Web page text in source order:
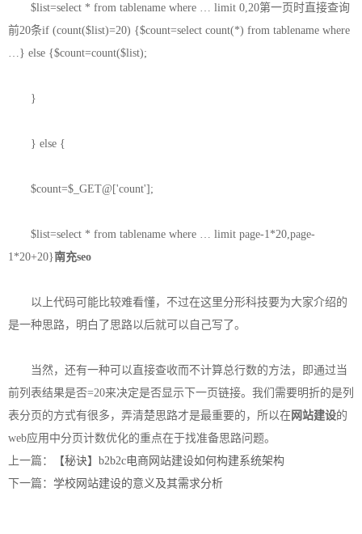
$list=select * from tablename where … limit 0,20第一页时直接查询
前20条if (count($list)=20) {$count=select count(*) from tablename where
…} else {$count=count($list);
}
} else {
$count=$_GET@['count'];
$list=select * from tablename where … limit page-1*20,page-
1*20+20}南充seo
以上代码可能比较难看懂，不过在这里分形科技要为大家介绍的
是一种思路，明白了思路以后就可以自己写了。
当然，还有一种可以直接查收而不计算总行数的方法，即通过当
前列表结果是否=20来决定是否显示下一页链接。我们需要明折的是列
表分页的方式有很多，弄清楚思路才是最重要的，所以在 网站建设的
web应用中分页计数优化的重点在于找准备思路问题。
上一篇：
【秘诀】b2b2c电商网站建设如何构建系统架构
下一篇： 学校网站建设的意义及其需求分析